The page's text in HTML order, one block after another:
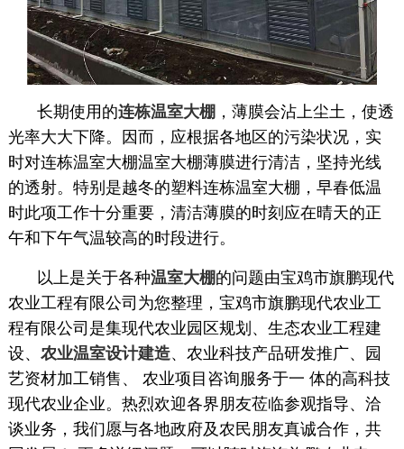
长期使用的连栋温室大棚 ，薄膜会沾上尘土，使透
光率大大下降。因而，应根据各地区的污染状况，实
时对连栋温室大棚温室大棚薄膜进行清洁，坚持光线
的透射。特别是越冬的塑料连栋温室大棚，早春低温
时此项工作十分重要，清洁薄膜的时刻应在晴天的正
午和下午气温较高的时段进行。
以上是关于各种温室大棚的问题由宝鸡市旗鹏现代
农业工程有限公司为您整理，宝鸡市旗鹏现代农业工
程有限公司是集现代农业园区规划、生态农业工程建
设、 农业温室设计建造、农业科技产品研发推广、园
艺资材加工销售、 农业项目咨询服务于一 体的高科技
现代农业企业。热烈欢迎各界朋友莅临参观指导、洽
谈业务，我们愿与各地政府及农民朋友真诚合作，共